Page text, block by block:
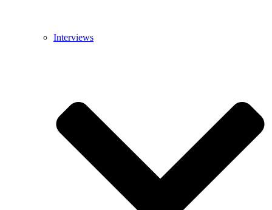
Interviews